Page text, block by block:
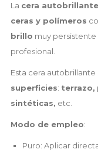
La cera autobrillante
ceras y polímeros
brillo muy
profesional.
Esta cera
superficies: terrazo,
sintéticas, etc.
Modo de empleo:
Puro: Aplicar